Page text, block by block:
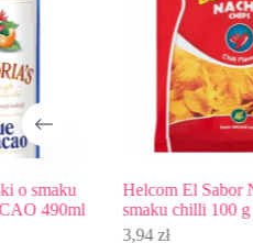
Helcom El Sabor Nachos o
smaku chilli 100 g